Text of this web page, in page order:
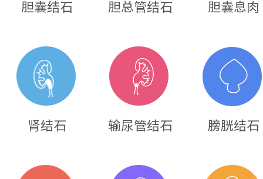
胆囊结石 胆总管结石 胆囊息肉
肾结石 输尿管结石 膀胱结石